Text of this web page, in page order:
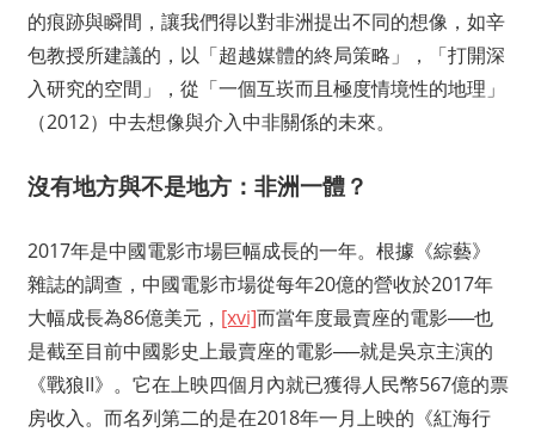
的痕跡與瞬間，讓我們得以對非洲提出不同的想像，如辛
包教授所建議的，以「超越媒體的終局策略」，「打開深
入研究的空間」，從「一個互崁而且極度情境性的地理」
（2012）中去想像與介入中非關係的未來。
沒有地方與不是地方：非洲一體？
2017年是中國電影市場巨幅成長的一年。根據《綜藝》
雜誌的調查，中國電影市場從每年20億的營收於2017年
大幅成長為86億美元， [xvi]而當年度最賣座的電影──也
是截至目前中國影史上最賣座的電影──就是吳京主演的
《戰狼II》。它在上映四個月內就已獲得人民幣567億的票
房收入。而名列第二的是在2018年一月上映的《紅海行